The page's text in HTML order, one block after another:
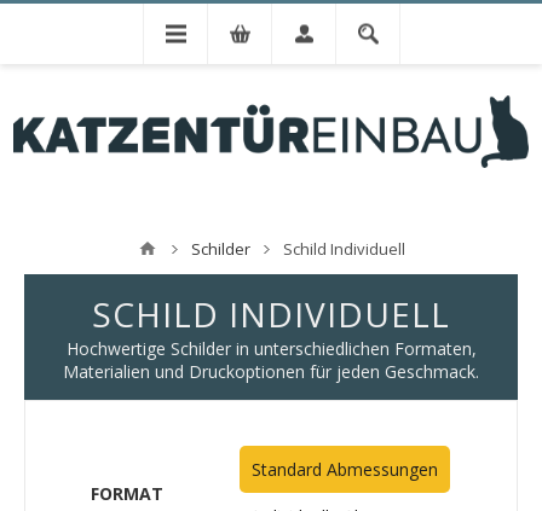
Schilder Schild Individuell
SCHILD INDIVIDUELL
Hochwertige Schilder in unterschiedlichen Formaten,
Materialien und Druckoptionen für jeden Geschmack.
FORMAT
Standard Abmessungen